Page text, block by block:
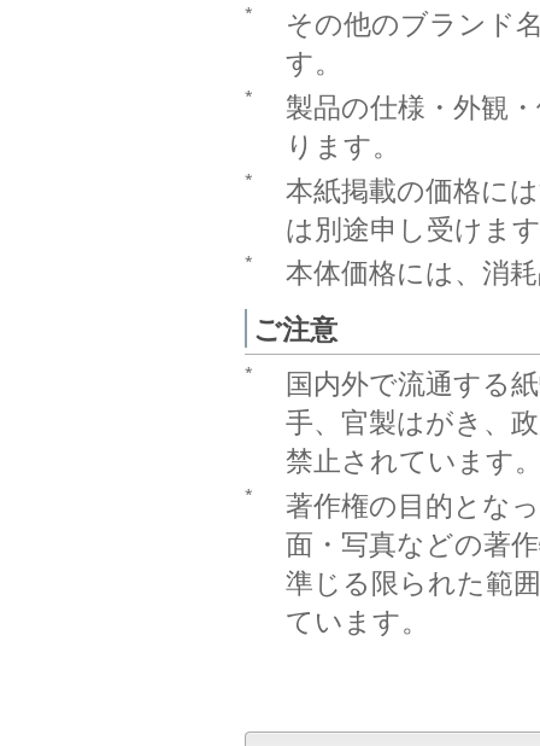
*
その他のブランド
す。
*
製品の仕様・外観
ります。
*
本紙掲載の価格に
は別途申し受けま
*
本体価格には、消
ご注意
*
国内外で流通する
手、官製はがき、
禁止されています
*
著作権の目的とな
面・写真などの著
準じる限られた範
ています。